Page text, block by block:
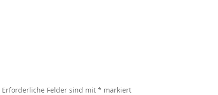
Erforderliche Felder sind mit* markiert